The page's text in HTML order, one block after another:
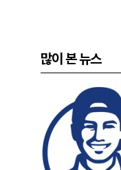
많이 본 뉴스